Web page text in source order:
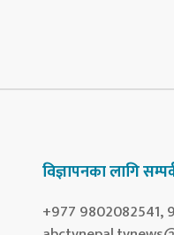
विज्ञापनका लागि
+977 9802082541,